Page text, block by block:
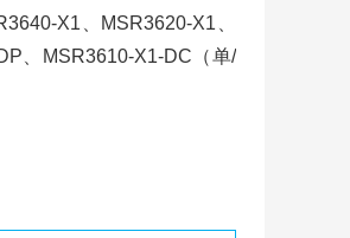
X1、MSR3620-X1、
、MSR3610-X1-DC（单/